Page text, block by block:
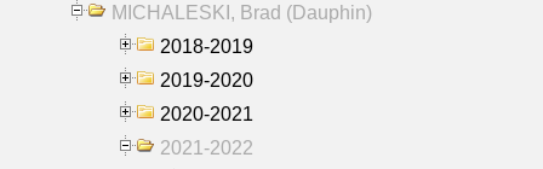
MICHALESKI, Brad (Dauphin)
2018-2019
2019-2020
2020-2021
2021-2022